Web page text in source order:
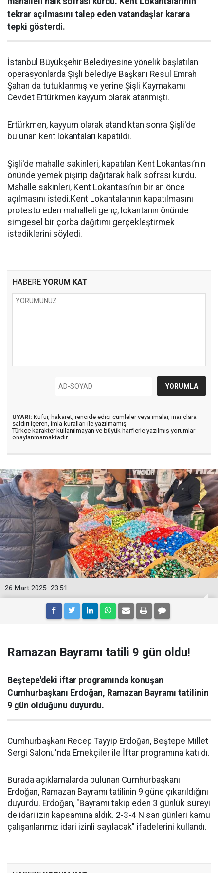
tekrar açılmasını talep eden vatandaşlar karara
tepki gösterdi.
İstanbul Büyükşehir Belediyesine yönelik başlatılan
operasyonlarda Şişli belediye Başkanı Resul Emrah
Şahan da tutuklanmış ve yerine Şişli Kaymakamı
Cevdet Ertürkmen kayyum olarak atanmıştı.
Ertürkmen, kayyum olarak atandıktan sonra Şişli'de
bulunan kent lokantaları kapatıldı.
Şişli'de mahalle sakinleri, kapatılan Kent Lokantası’nın
önünde yemek pişirip dağıtarak halk sofrası kurdu.
Mahalle sakinleri, Kent Lokantası’nın bir an önce
açılmasını istedi.Kent Lokantalarının kapatılmasını
protesto eden mahalleli genç, lokantanın önünde
simgesel bir çorba dağıtımı gerçekleştirmek
istediklerini söyledi.
HABERE YORUM KAT
UYARI: Küfür, hakaret, rencide edici cümleler veya imalar, inançlara
saldırı içeren, imla kuralları ile yazılmamış,
Türkçe karakter kullanılmayan ve büyük harflerle yazılmış yorumlar
onaylanmamaktadır.
23:51
26 Mart 2025
Ramazan Bayramı tatili 9 gün oldu!
Beştepe'deki iftar programında konuşan
Cumhurbaşkanı Erdoğan, Ramazan Bayramı tatilinin
9 gün olduğunu duyurdu.
Cumhurbaşkanı Recep Tayyip Erdoğan, Beştepe Millet
Sergi Salonu'nda Emekçiler ile İftar programına katıldı.
Burada açıklamalarda bulunan Cumhurbaşkanı
Erdoğan, Ramazan Bayramı tatilinin 9 güne çıkarıldığını
duyurdu. Erdoğan, "Bayramı takip eden 3 günlük süreyi
de idari izin kapsamına aldık. 2-3-4 Nisan günleri kamu
çalışanlarımız idari izinli sayılacak" ifadelerini kullandı.